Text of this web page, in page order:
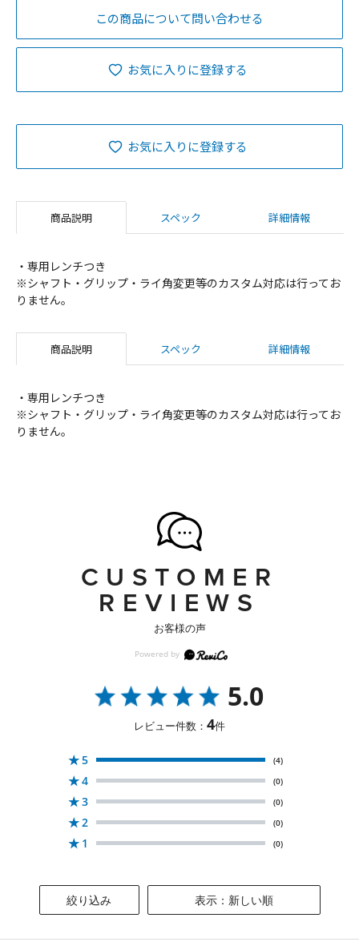
この商品について問い合わせる
お気に入りに登録する
お気に入りに登録する
商品説明 スペック 詳細情報
・専用レンチつき
※シャフト・グリップ・ライ角変更等のカスタム対応は行ってお
りません。
商品説明 スペック 詳細情報
・専用レンチつき
※シャフト・グリップ・ライ角変更等のカスタム対応は行ってお
りません。
CUSTOMER
REVIEWS
お客様の声
5.0
レビュー件数： 4件
★5 (4)
★4 (0)
★3 (0)
★2 (0)
★ 1 (0)
絞り込み 表示：新しい順